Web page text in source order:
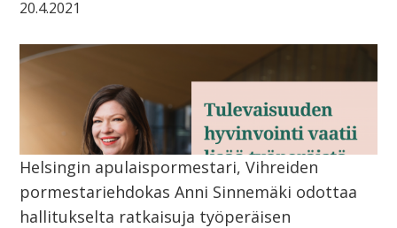
20.4.2021
Helsingin apulaispormestari, Vihreiden
pormestariehdokas Anni Sinnemäki odottaa
hallitukselta ratkaisuja työperäisen